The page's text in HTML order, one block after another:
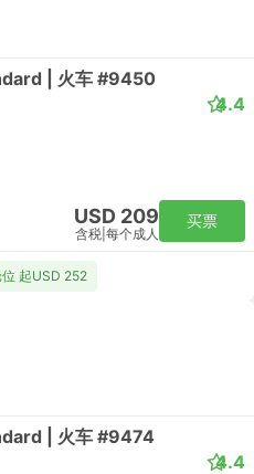
| 火车 #9450
4.4
USD 209
含税 每个成人
买票
起USD 252
| 火车 #9474
4.4